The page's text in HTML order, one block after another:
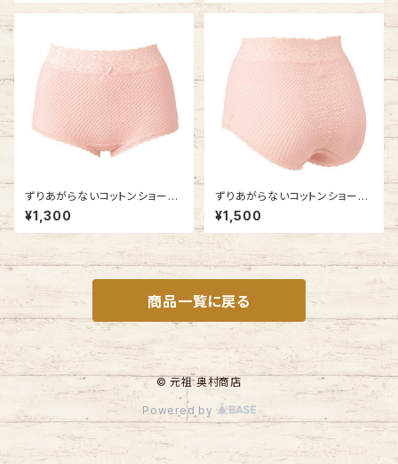
ずりあがらないコットンショーツ
Lサイズ エトワール841 ウエス
トレース フルバック 鹿の子編み
¥1,300
ずりあがらないコットンショーツ
LLサイズ エトワール841 ウエス
トレース フルバック 鹿の子編み
¥1,500
商品一覧に戻る
© 元祖 奥村商店
Powered by